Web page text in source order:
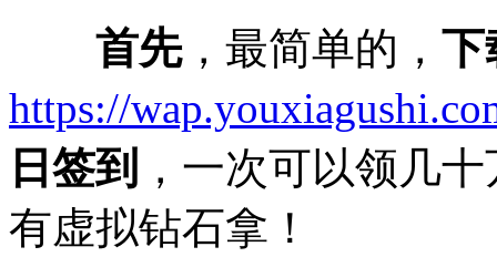
首先，最简单的， 下
https://
日签到
，一次可以领几
有虚拟钻石拿！